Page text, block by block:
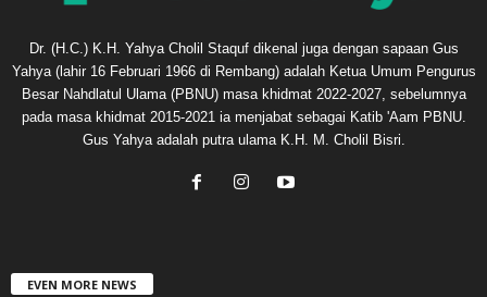
Dr. (H.C.) K.H. Yahya Cholil Staquf dikenal juga dengan sapaan Gus
Yahya (lahir 16 Februari 1966 di Rembang) adalah Ketua Umum Pengurus
Besar Nahdlatul Ulama (PBNU) masa khidmat 2022-2027, sebelumnya
pada masa khidmat 2015-2021 ia menjabat sebagai Katib 'Aam PBNU.
Gus Yahya adalah putra ulama K.H. M. Cholil Bisri.
EVEN MORE NEWS